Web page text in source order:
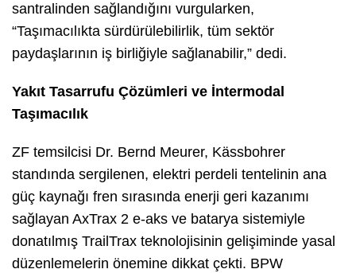
santralinden sağlandığını vurgularken,
“Taşımacılıkta sürdürülebilirlik, tüm sektör
paydaşlarının iş birliğiyle sağlanabilir,” dedi.
Yakıt Tasarrufu Çözümleri ve İntermodal
Taşımacılık
ZF temsilcisi Dr. Bernd Meurer, Kässbohrer
standında sergilenen, elektri perdeli tentelinin ana
güç kaynağı fren sırasında enerji geri kazanımı
sağlayan AxTrax 2 e-aks ve batarya sistemiyle
donatılmış TrailTrax teknolojisinin gelişiminde yasal
düzenlemelerin önemine dikkat çekti. BPW